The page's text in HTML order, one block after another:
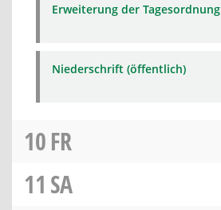
Erweiterung der Tagesordnung
Niederschrift (öffentlich)
10FR
11 SA